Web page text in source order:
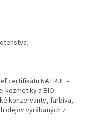
certifikátu NATRUE –
kozmetiky a BIO
konzervanty, farbivá,
olejov vyrábaných z